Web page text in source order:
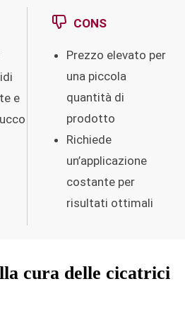
e
CONS
Prezzo elevato per
una piccola
quantità di
prodotto
Richiede
un’applicazione
costante per
risultati ottimali
cura delle cicatrici